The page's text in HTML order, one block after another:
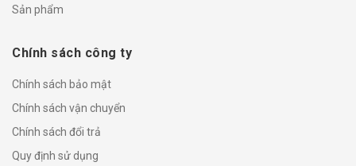
Sản phẩm
Chính sách công ty
Chính sách bảo mật
Chính sách vận chuyển
Chính sách đổi trả
Quy định sử dụng